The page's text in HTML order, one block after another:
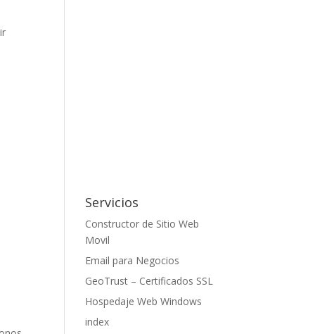
Servicios
Constructor de Sitio Web
Movil
Email para Negocios
GeoTrust – Certificados SSL
Hospedaje Web Windows
index